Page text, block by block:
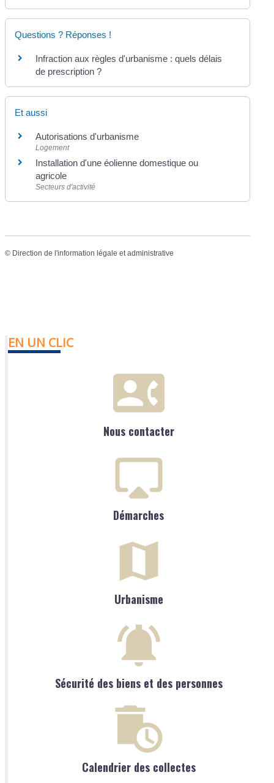
Questions ? Réponses !
Infraction aux règles d'urbanisme : quels délais
de prescription ?
Et aussi
Autorisations d'urbanisme
Logement
Installation d'une éolienne domestique ou
agricole
Secteurs d'activité
© Direction de l'information légale et administrative
EN UN CLIC
Nous contacter
Démarches
Urbanisme
Sécurité des biens et des personnes
Calendrier des collectes